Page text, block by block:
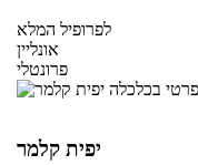
לפרופיל המלא
אונליין
פרונטלי
יפית קלמר